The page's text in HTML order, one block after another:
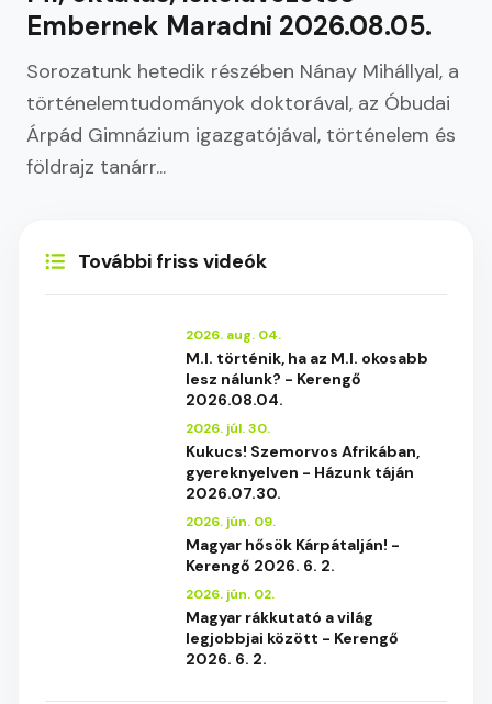
Embernek Maradni 2026.08.05.
Sorozatunk hetedik részében Nánay Mihállyal, a
történelemtudományok doktorával, az Óbudai
Árpád Gimnázium igazgatójával, történelem és
földrajz tanárr...
További friss videók
2026. aug. 04.
M.I. történik, ha az M.I. okosabb
lesz nálunk? - Kerengő
2026.08.04.
2026. júl. 30.
Kukucs! Szemorvos Afrikában,
gyereknyelven - Házunk táján
2026.07.30.
2026. jún. 09.
Magyar hősök Kárpátalján! -
Kerengő 2026. 6. 2.
2026. jún. 02.
Magyar rákkutató a világ
legjobbjai között - Kerengő
2026. 6. 2.